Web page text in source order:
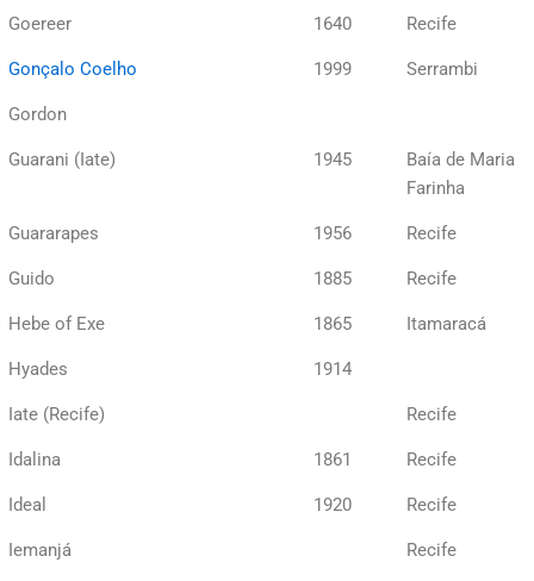
Goereer 1640 Recife
Gonçalo Coelho 1999 Serrambi
Gordon
Guarani (Iate) 1945
Baía de Maria
Farinha
Guararapes 1956 Recife
Guido 1885 Recife
Hebe of Exe 1865 Itamaracá
Hyades 1914
Iate (Recife) Recife
Idalina 1861 Recife
Ideal 1920 Recife
Iemanjá Recife